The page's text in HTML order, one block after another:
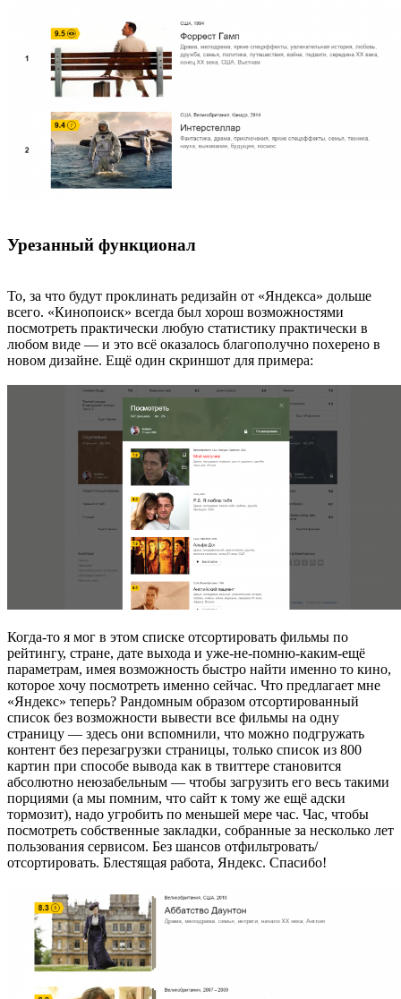
Урезанный функционал
То, за что будут проклинать редизайн от «Яндекса» дольше
всего. «Кинопоиск» всегда был хорош возможностями
посмотреть практически любую статистику практически в
любом виде — и это всё оказалось благополучно похерено в
новом дизайне. Ещё один скриншот для примера:
Когда-то я мог в этом списке отсортировать фильмы по
рейтингу, стране, дате выхода и уже-не-помню-каким-ещё
параметрам, имея возможность быстро найти именно то кино,
которое хочу посмотреть именно сейчас. Что предлагает мне
«Яндекс» теперь? Рандомным образом отсортированный
список без возможности вывести все фильмы на одну
страницу — здесь они вспомнили, что можно подгружать
контент без перезагрузки страницы, только список из 800
картин при способе вывода как в твиттере становится
абсолютно неюзабельным — чтобы загрузить его весь такими
порциями (а мы помним, что сайт к тому же ещё адски
тормозит), надо угробить по меньшей мере час. Час, чтобы
посмотреть собственные закладки, собранные за несколько лет
пользования сервисом. Без шансов отфильтровать/
отсортировать. Блестящая работа, Яндекс. Спасибо!